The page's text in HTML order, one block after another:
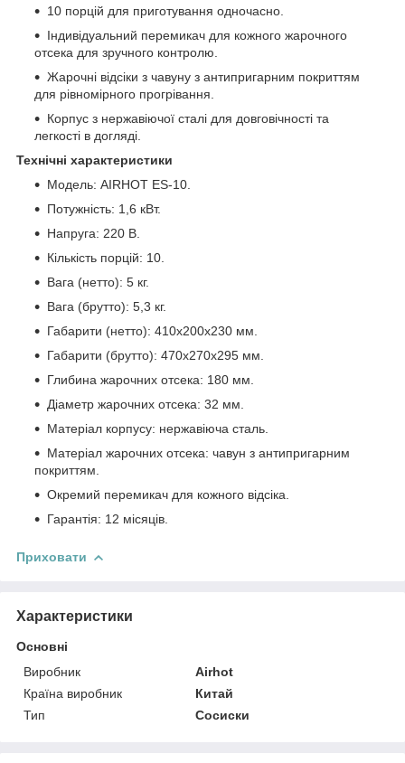
10 порцій для приготування одночасно.
Індивідуальний перемикач для кожного жарочного
отсека для зручного контролю.
Жарочні відсіки з чавуну з антипригарним покриттям
для рівномірного прогрівання.
Корпус з нержавіючої сталі для довговічності та
легкості в догляді.
Технічні характеристики
Модель: AIRHOT ES-10.
Потужність: 1,6 кВт.
Напруга: 220 В.
Кількість порцій: 10.
Вага (нетто): 5 кг.
Вага (брутто): 5,3 кг.
Габарити (нетто): 410x200x230 мм.
Габарити (брутто): 470x270x295 мм.
Глибина жарочних отсека: 180 мм.
Діаметр жарочних отсека: 32 мм.
Матеріал корпусу: нержавіюча сталь.
Матеріал жарочних отсека: чавун з антипригарним
покриттям.
Окремий перемикач для кожного відсіка.
Гарантія: 12 місяців.
Приховати
Характеристики
Основні
Виробник
Airhot
Країна виробник
Китай
Тип
Сосиски